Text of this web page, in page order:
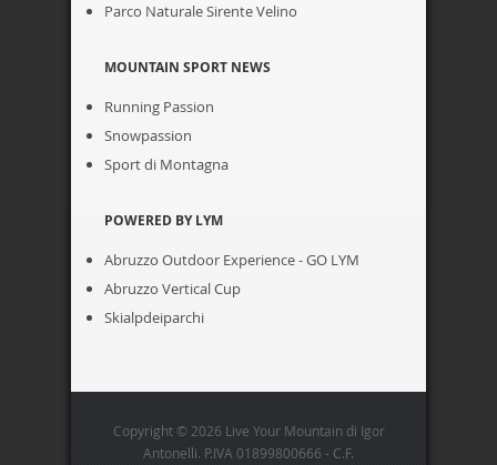
Parco Naturale Sirente Velino
MOUNTAIN SPORT NEWS
Running Passion
Snowpassion
Sport di Montagna
POWERED BY LYM
Abruzzo Outdoor Experience - GO LYM
Abruzzo Vertical Cup
Skialpdeiparchi
Copyright © 2026 Live Your Mountain di Igor
Antonelli. P.IVA 01899800666 - C.F.